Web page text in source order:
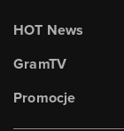
HOT News
GramTV
Promocje